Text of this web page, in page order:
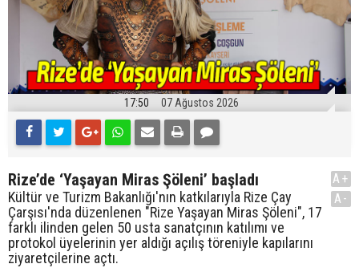
17:50 07 Ağustos 2026
Rize’de ‘Yaşayan Miras Şöleni’ başladı
Kültür ve Turizm Bakanlığı'nın katkılarıyla Rize Çay
Çarşısı'nda düzenlenen "Rize Yaşayan Miras Şöleni", 17
farklı ilinden gelen 50 usta sanatçının katılımı ve
protokol üyelerinin yer aldığı açılış töreniyle kapılarını
ziyaretçilerine açtı.
A+
A-